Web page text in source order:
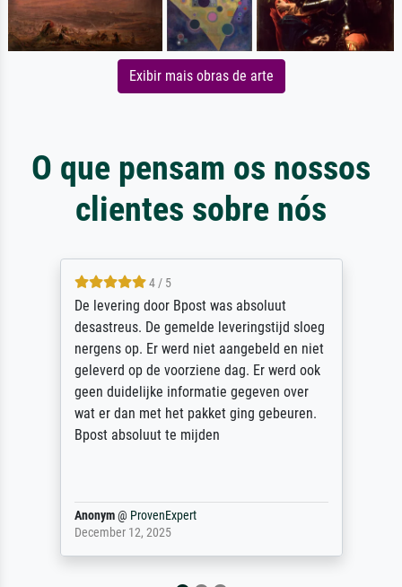
Exibir mais obras de arte
O que pensam os nossos
clientes sobre nós
4 / 5
De levering door Bpost was absoluut
desastreus. De gemelde leveringstijd sloeg
nergens op. Er werd niet aangebeld en niet
geleverd op de voorziene dag. Er werd ook
geen duidelijke informatie gegeven over
wat er dan met het pakket ging gebeuren.
Bpost absoluut te mijden
Anonym@ ProvenExpert
December 12, 2025